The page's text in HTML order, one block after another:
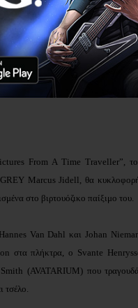
From A Time Traveller”,
Marcus Jidell, θα
στο βιρτουόζικο παίξιμο του.
Hannes Van Dahl καιJohan
στα πλήκτρα, ο Svante
(AVATARIUM) που
τσέλο.